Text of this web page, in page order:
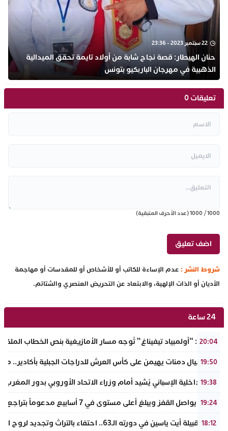
22 سبتمبر 2023 - 23:36
حنان الهيطار: قصة نجاح شابة من أولاد تايمة تحقق الميدالية
الذهبية في مهرجان الباربكيو بتونس
تعليقات 0
1000
/
1000(عدد الأحرف المتبقية)
شروط النشر : عدم الإساءة للكاتب أو للأشخاص أو للمقدسات أو مهاجمة
الأديان أو الذات الإلهية، والابتعاد عن التحريض العنصري والشتائم.
24 ساعة
20:04
تفراوت: “أولمبياد تيفيناغ” تُوجه مسار الأمازيغية بنص الخطاب الملكي
19:50
نادي أجيال دمنات يهيمن على كأس العرش للدراجات الجبلية بأكادير..
19:38
وزير الداخلية الإسباني يُشيد أمام وزراء الاتحاد الأوروبي بدور
19:24
الذهب يواصل القفز ويبلغ أعلى مستوى في 7 أسابيع مدعوماً بتراجع الدولار وانخفاض عوائد السندات
18:12
ملتقى قبيلة أيت ياسين في دورته الـ63.. احتفاء بالتراث وتجديد لروح الانتماء الوطني